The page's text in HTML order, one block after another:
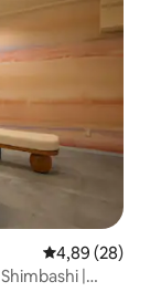
Calificación
4,89 (28)
|